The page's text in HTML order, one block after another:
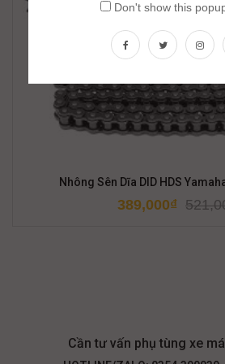
Nhông Sên Dĩa DID HDS
389,000₫
Cần tư vấn phụ tùng xe
Don't show this